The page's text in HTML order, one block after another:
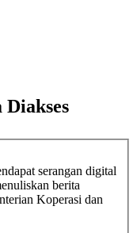
serangan digital
berita
Koperasi dan